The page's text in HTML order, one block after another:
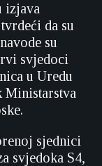
izjava
da su
su
svjedoci
u Uredu
Ministarstva
sjednici
svjedoka S4,